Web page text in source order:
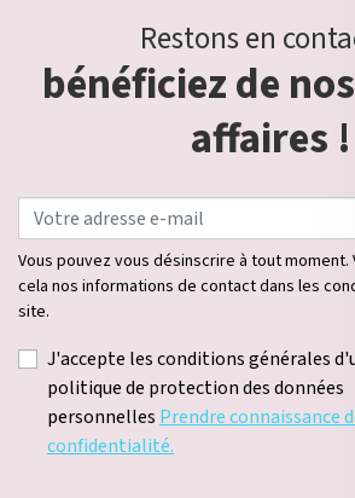
Restons en
bénéficiez de
affaires !
Vous pouvez vous désinscrire à tout
cela nos informations de contact dans les
site.
J'accepte les conditions générales
politique de protection des données
personnelles Prendre connaissance
confidentialité.